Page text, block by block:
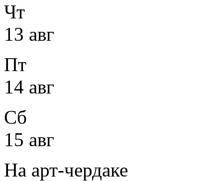
Чт
13 авг
Пт
14 авг
Сб
15 авг
На арт-чердаке